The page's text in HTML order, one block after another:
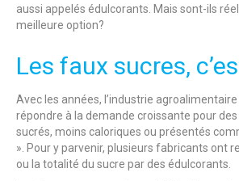
aussi appelés édulcorants. Mais sont-ils
meilleure option?
Les faux sucres,
Avec les années, l’industrie
répondre à la demande croissante pour
sucrés, moins caloriques ou présentés
». Pour y parvenir, plusieurs fabricants ont
ou la totalité du sucre par des édulcorants.